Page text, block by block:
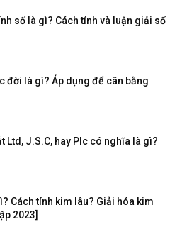
số là gì? Cách tính và luận giải số
đời là gì? Áp dụng để cân bằng
Ltd, J.S.C, hay Plc có nghĩa là gì?
Cách tính kim lâu? Giải hóa kim
2023]